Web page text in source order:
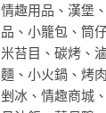
情趣用品 、 漢堡 、
品 、 小籠包 、 筒
米苔目 、 碳烤 、
麵 、 小火鍋 、 烤
剉冰 、 情趣商城 、